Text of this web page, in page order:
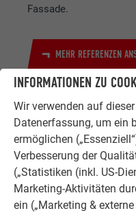
INFORMATIONEN ZU
Wir verwenden auf
Datenerfassung, um ein
ermöglichen
Verbesserung der
(„Statistiken (inkl. US-
Marketing-Aktivitäten
ein („Marketing &
Fassade.
MEHR REFERENZEN
ERFAHRUNGSBERICHTE
ZUFRIEDENE KUNDEN